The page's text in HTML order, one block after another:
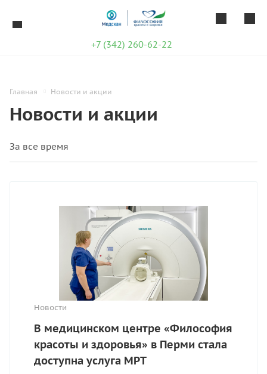
+7 (342) 260-62-22
Главная Новости и акции
Новости и акции
Новости
В медицинском центре «Философия
красоты и здоровья» в Перми стала
доступна услуга МРТ